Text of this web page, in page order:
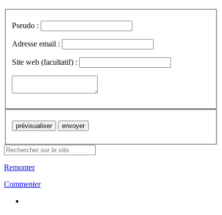
Pseudo :
Adresse email :
Site web (facultatif) :
Remonter
Commenter